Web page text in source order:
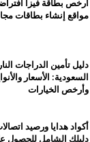
مواقع إنشاء بطاقات
دليل تأمين الدراجات
السعودية: الأسعار
وأرخص الخيارات
دليلك الشامل للحصول